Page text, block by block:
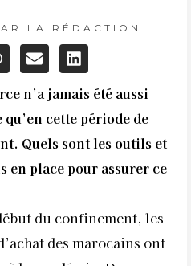
LA RÉDACTION
n’a jamais été aussi
cette période de
Quels sont les outils et
en place pour assurer ce
du confinement, les
des marocains ont